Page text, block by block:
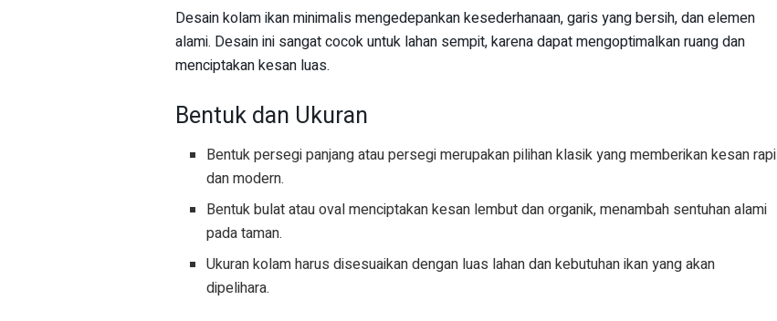
Desain kolam ikan minimalis mengedepankan kesederhanaan, garis yang bersih, dan elemen
alami. Desain ini sangat cocok untuk lahan sempit, karena dapat mengoptimalkan ruang dan
menciptakan kesan luas.
Bentuk dan Ukuran
Bentuk persegi panjang atau persegi merupakan pilihan klasik yang memberikan kesan rapi
dan modern.
Bentuk bulat atau oval menciptakan kesan lembut dan organik, menambah sentuhan alami
pada taman.
Ukuran kolam harus disesuaikan dengan luas lahan dan kebutuhan ikan yang akan
dipelihara.